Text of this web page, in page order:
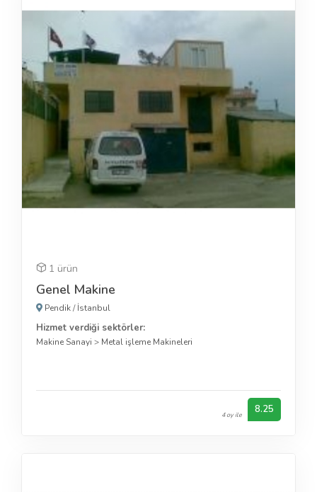
1 ürün
Genel Makine
Pendik/İstanbul
Hizmet verdiği sektörler:
Makine Sanayi > Metal işleme Makineleri
4 oy ile 8.25